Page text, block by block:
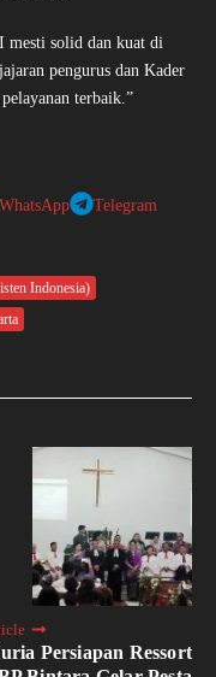
solid dan kuat di
pengurus dan Kader
terbaik.”
WhatsApp
Telegram
Indonesia)
Persiapan Ressort